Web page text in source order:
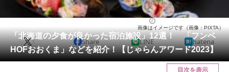
リサーチ
会員記事
メディア
「北海道の夕食が良かった宿泊施設」12選！ 「フンベ
HOFおおくま」などを紹介！【じゃらんアワード2023】
画像はイメージです（画像：PIXTA）
X Share LINE hatena
目次を表示